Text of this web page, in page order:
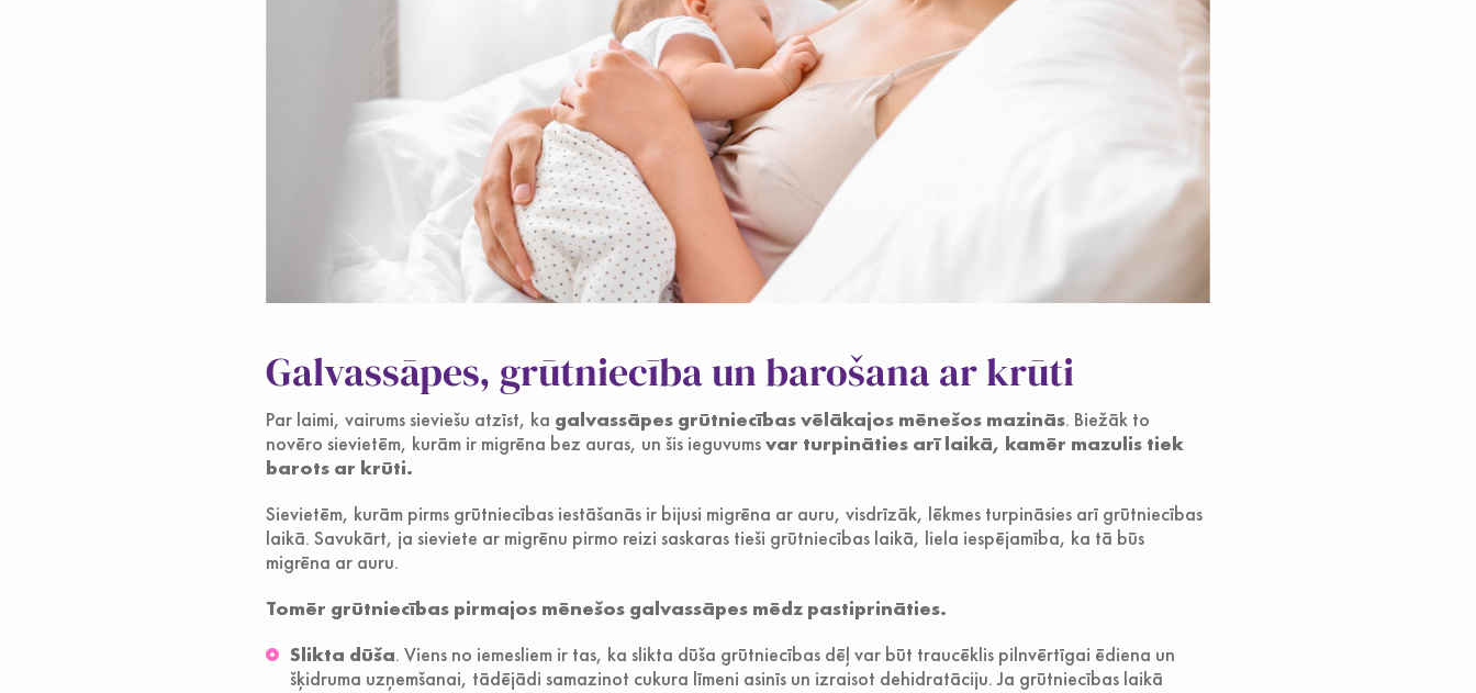
Galvassāpes, grūtniecība un barošana ar krūti
Par laimi, vairums sieviešu atzīst, ka galvassāpes grūtniecības vēlākajos mēnešos mazinās. Biežāk to
novēro sievietēm, kurām ir migrēna bez auras, un šis ieguvumsvar turpināties arī laikā, kamēr mazulis tiek
barots ar krūti.
Sievietēm, kurām pirms grūtniecības iestāšanās ir bijusi migrēna ar auru, visdrīzāk, lēkmes turpināsies arī grūtniecības
laikā. Savukārt, ja sieviete ar migrēnu pirmo reizi saskaras tieši grūtniecības laikā, liela iespējamība, ka tā būs
migrēna ar auru.
Tomēr grūtniecības pirmajos mēnešos galvassāpes mēdz pastiprināties.
Slikta dūša. Viens no iemesliem ir tas, ka slikta dūša grūtniecības dēļ var būt traucēklis pilnvērtīgai ēdiena un
šķidruma uzņemšanai, tādējādi samazinot cukura līmeni asinīs un izraisot dehidratāciju. Ja grūtniecības laikā